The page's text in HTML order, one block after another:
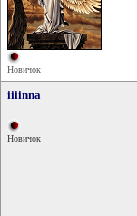
Новичок
iiiinna
Новичок